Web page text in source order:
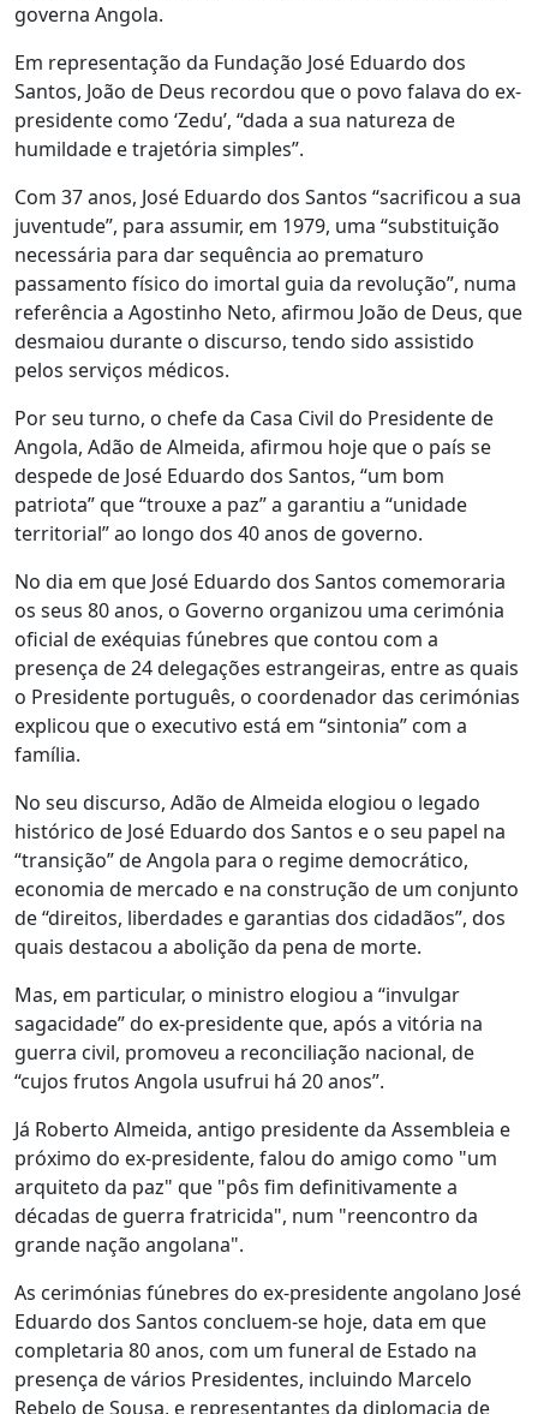
governa Angola.
Em representação da Fundação José Eduardo dos
Santos, João de Deus recordou que o povo falava do ex-
presidente como ‘Zedu’, “dada a sua natureza de
humildade e trajetória simples”.
Com 37 anos, José Eduardo dos Santos “sacrificou a sua
juventude”, para assumir, em 1979, uma “substituição
necessária para dar sequência ao prematuro
passamento físico do imortal guia da revolução”, numa
referência a Agostinho Neto, afirmou João de Deus, que
desmaiou durante o discurso, tendo sido assistido
pelos serviços médicos.
Por seu turno, o chefe da Casa Civil do Presidente de
Angola, Adão de Almeida, afirmou hoje que o país se
despede de José Eduardo dos Santos, “um bom
patriota” que “trouxe a paz” a garantiu a “unidade
territorial” ao longo dos 40 anos de governo.
No dia em que José Eduardo dos Santos comemoraria
os seus 80 anos, o Governo organizou uma cerimónia
oficial de exéquias fúnebres que contou com a
presença de 24 delegações estrangeiras, entre as quais
o Presidente português, o coordenador das cerimónias
explicou que o executivo está em “sintonia” com a
família.
No seu discurso, Adão de Almeida elogiou o legado
histórico de José Eduardo dos Santos e o seu papel na
“transição” de Angola para o regime democrático,
economia de mercado e na construção de um conjunto
de “direitos, liberdades e garantias dos cidadãos”, dos
quais destacou a abolição da pena de morte.
Mas, em particular, o ministro elogiou a “invulgar
sagacidade” do ex-presidente que, após a vitória na
guerra civil, promoveu a reconciliação nacional, de
“cujos frutos Angola usufrui há 20 anos”.
Já Roberto Almeida, antigo presidente da Assembleia e
próximo do ex-presidente, falou do amigo como "um
arquiteto da paz" que "pôs fim definitivamente a
décadas de guerra fratricida", num "reencontro da
grande nação angolana".
As cerimónias fúnebres do ex-presidente angolano José
Eduardo dos Santos concluem-se hoje, data em que
completaria 80 anos, com um funeral de Estado na
presença de vários Presidentes, incluindo Marcelo
Rebelo de Sousa, e representantes da diplomacia de